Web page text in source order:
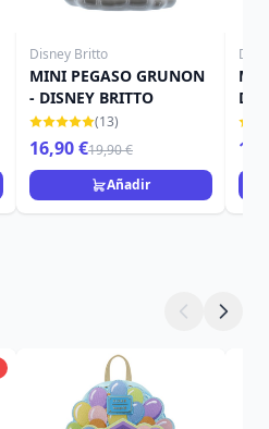
Disney Britto
MINI PEGASO GRUNON
- DISNEY BRITTO
(13)
16,90 €19,90 €
Añadir